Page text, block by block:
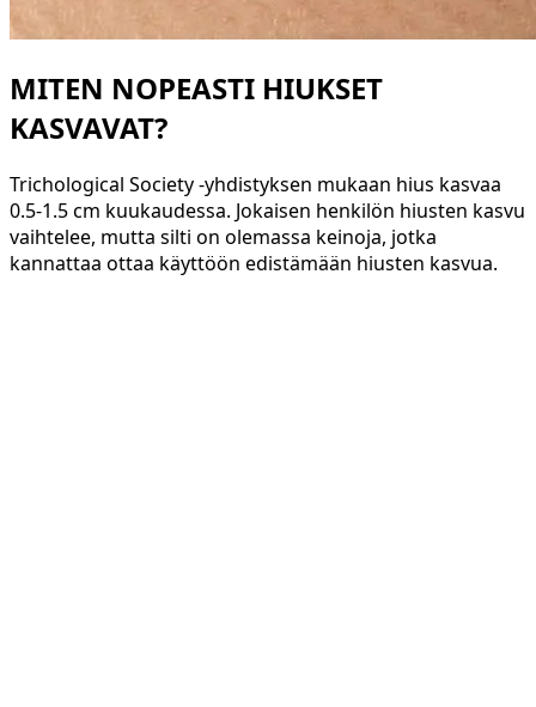
MITEN NOPEASTI HIUKSET
KASVAVAT?
Trichological Society -yhdistyksen mukaan hius kasvaa
0.5-1.5 cm kuukaudessa. Jokaisen henkilön hiusten kasvu
vaihtelee, mutta silti on olemassa keinoja, jotka
kannattaa ottaa käyttöön edistämään hiusten kasvua.